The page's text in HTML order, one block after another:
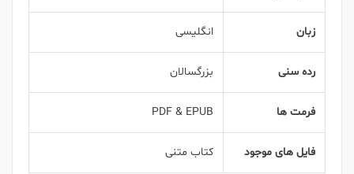
زبان انگلیسی
رده سنی بزرگسالان
فرمت ها PDF & EPUB
فایل های موجود کتاب متنی